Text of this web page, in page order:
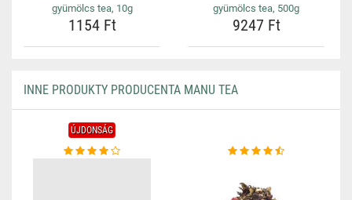
gyümölcs tea, 10g
1154 Ft
gyümölcs tea, 500g
9247 Ft
INNE PRODUKTY PRODUCENTA MANU TEA
ÚJDONSÁG